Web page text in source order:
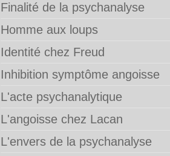
Finalité de la psychanalyse
Homme aux loups
Identité chez Freud
Inhibition symptôme angoisse
L'acte psychanalytique
L'angoisse chez Lacan
L'envers de la psychanalyse